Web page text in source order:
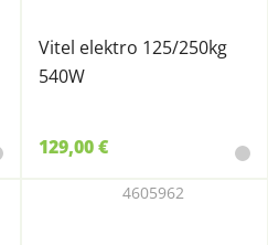
Vitel elektro 125/250kg
540W
129,00 €
4605962